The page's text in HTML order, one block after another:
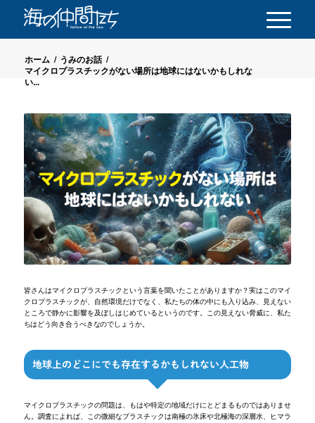
ホーム / うみのお話 /
マイクロプラスチックがない場所は地球にはないかもしれな
い...
皆さんはマイクロプラスチックという言葉を聞いたことがありますか？実はこのマイ
クロプラスチックが、自然環境だけでなく、私たちの体の中にも入り込み、見えない
ところで静かに影響を及ぼしはじめているというのです。この見えない脅威に、私た
ちはどう向き合うべきなのでしょうか。
地球上のどこにでも存在するかもしれない人工物
マイクロプラスチックの問題は、もはや特定の地域だけにとどまるものではありませ
ん。調査によれば、この微細なプラスチックは南極の氷床や北極海の深層水、ヒマラ